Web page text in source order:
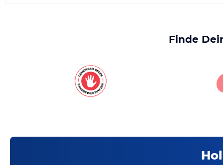
Finde